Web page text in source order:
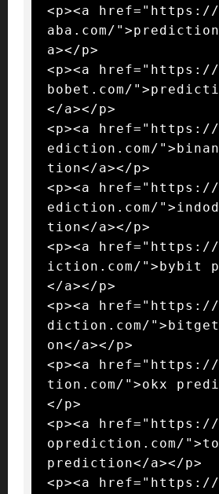
<p><a href="https://
aba.com/
a></p>
<p><a href="https://
bobet.com/
</a></p>
<p><a href="https://
ediction.com/
tion</a></p>
<p><a href="https://
ediction.com/
tion</a></p>
<p><a
iction.com/">bybit
</a></p>
<p><a
diction.com/
on</a></p>
<p><a href="https://
tion.com/">okx
</p>
<p><a
oprediction.com/
prediction</a></p>
<p><a href="https://